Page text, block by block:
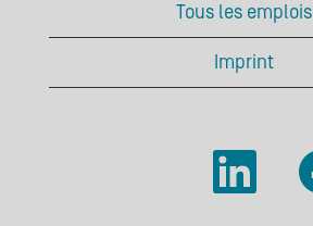
Tous les emplois
Imprint
S
o
S